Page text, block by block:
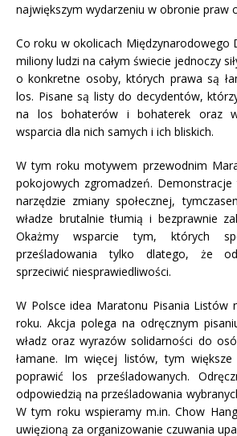
największym wydarzeniu w obronie praw
Co roku w okolicach Międzynarodowego
miliony ludzi na całym świecie jednoczy
o konkretne osoby, których prawa są
los. Pisane są listy do decydentów,
na los bohaterów i bohaterek oraz
wsparcia dla nich samych i ich bliskich.
W tym roku motywem przewodnim
pokojowych zgromadzeń.
narzędzie zmiany społecznej,
władze brutalnie tłumią i bezprawnie
Okażmy wsparcie tym, których
prześladowania tylko dlatego, że
sprzeciwić niesprawiedliwości.
W Polsce idea Maratonu Pisania Listów
roku. Akcja polega na odręcznym
władz oraz wyrazów solidarności do
łamane. Im więcej listów, tym
poprawić los prześladowanych.
odpowiedzią na prześladowania
W tym roku wspieramy m.in. Chow
uwięzioną za organizowanie czuwania